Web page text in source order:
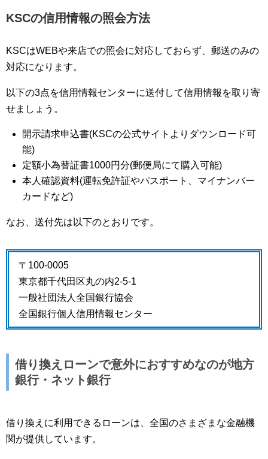
KSCの信用情報の照会方法
KSCはWEBや来店での照会に対応しておらず、郵送のみの
対応になります。
以下の3点を信用情報センターに送付して信用情報を取り寄
せましょう。
開示請求申込書(KSCの公式サイトよりダウンロード可
能)
定額小為替証書1000円分(郵便局にて購入可能)
本人確認資料(運転免許証やパスポート、マイナンバー
カードなど)
なお、送付先は以下のとおりです。
〒100-0005
東京都千代田区丸の内2-5-1
一般社団法人全国銀行協会
全国銀行個人信用情報センター
借り換えローンで意外におすすめなのが地方
銀行・ネット銀行
借り換えに利用できるローンは、全国のさまざまな金融機
関が提供しています。